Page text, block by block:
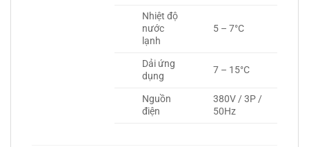
Nhiệt độ
nước
lạnh
5 – 7°C
Dải ứng
dụng
7 – 15°C
Nguồn
điện
380V / 3P /
50Hz